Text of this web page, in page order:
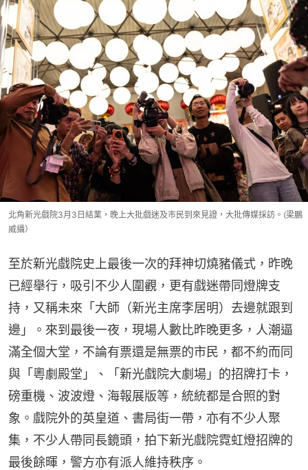
北角新光戲院3月3日結業，晚上大批戲迷及市民到來見證，大批傳媒採訪。(梁鵬
威攝）
至於新光戲院史上最後一次的拜神切燒豬儀式，昨晚
已經舉行，吸引不少人圍觀，更有戲迷帶同燈牌支
持，又稱未來「大師（新光主席李居明）去邊就跟到
邊」。來到最後一夜，現場人數比昨晚更多，人潮逼
滿全個大堂，不論有票還是無票的市民，都不約而同
與「粵劇殿堂」、「新光戲院大劇場」的招牌打卡，
磅重機、波波燈、海報展版等，統統都是合照的對
象。戲院外的英皇道、書局街一帶，亦有不少人聚
集，不少人帶同長鏡頭，拍下新光戲院霓虹燈招牌的
最後餘暉，警方亦有派人維持秩序。